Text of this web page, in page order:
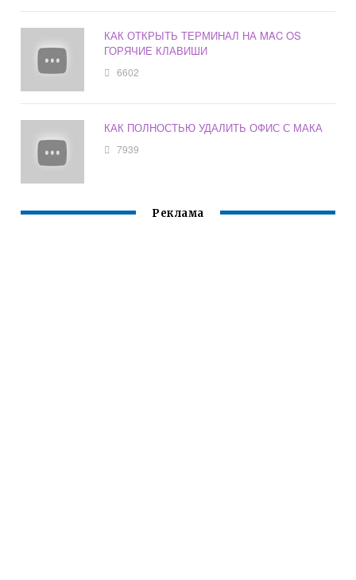
КАК ОТКРЫТЬ ТЕРМИНАЛ НА MAC OS
ГОРЯЧИЕ КЛАВИШИ
6602
КАК ПОЛНОСТЬЮ УДАЛИТЬ ОФИС С МАКА
7939
Реклама